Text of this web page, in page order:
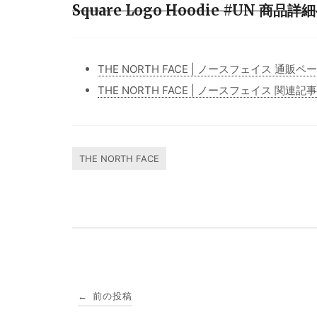
Square Logo Hoodie #UN 商品詳細
THE NORTH FACE | ノースフェイス 通販ペ
THE NORTH FACE | ノースフェイス 関連記
THE NORTH FACE
← 前の投稿